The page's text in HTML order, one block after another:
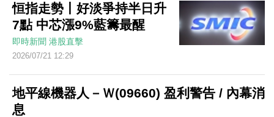
恒指走勢丨好淡爭持半日升
7點 中芯漲9%藍籌最醒
即時新聞 港股直擊
2026/07/21 12:29
地平線機器人－Ｗ(09660) 盈利警告 / 內幕消
息